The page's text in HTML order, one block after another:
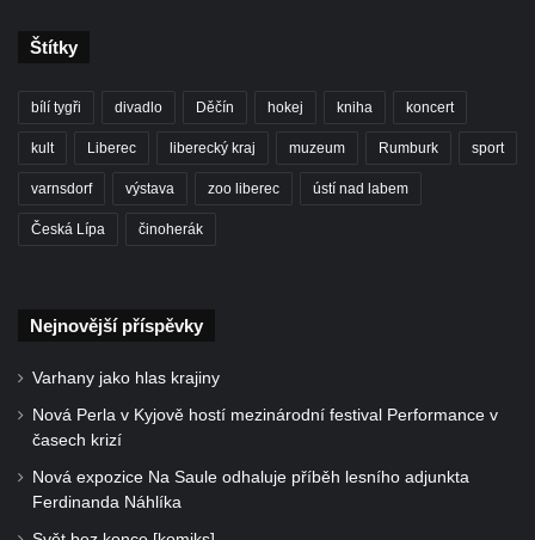
Štítky
bílí tygři divadlo Děčín hokej kniha koncert
kult Liberec liberecký kraj muzeum Rumburk sport
varnsdorf výstava zoo liberec ústí nad labem
Česká Lípa činoherák
Nejnovější příspěvky
Varhany jako hlas krajiny
Nová Perla v Kyjově hostí mezinárodní festival Performance v
časech krizí
Nová expozice Na Saule odhaluje příběh lesního adjunkta
Ferdinanda Náhlíka